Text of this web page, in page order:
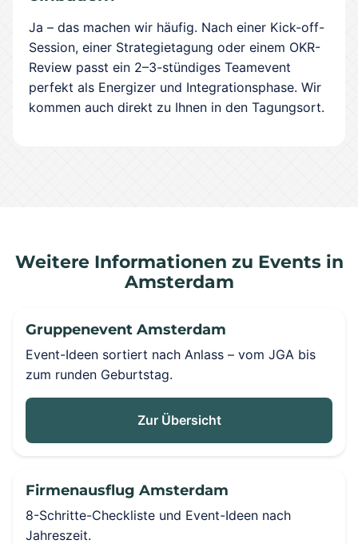
Ja – das machen wir häufig. Nach einer Kick-off-
Session, einer Strategietagung oder einem OKR-
Review passt ein 2–3-stündiges Teamevent
perfekt als Energizer und Integrationsphase. Wir
kommen auch direkt zu Ihnen in den Tagungsort.
Weitere Informationen zu Events in
Amsterdam
Gruppenevent Amsterdam
Event-Ideen sortiert nach Anlass – vom JGA bis
zum runden Geburtstag.
Zur Übersicht
Firmenausflug Amsterdam
8-Schritte-Checkliste und Event-Ideen nach
Jahreszeit.